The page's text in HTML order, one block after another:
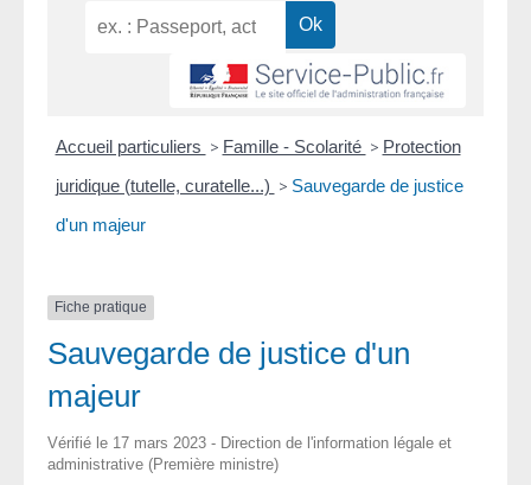
Accueil particuliers > Famille - Scolarité > Protection
juridique (tutelle, curatelle...) > Sauvegarde de justice
d'un majeur
Fiche pratique
Sauvegarde de justice d'un
majeur
Vérifié le 17 mars 2023 - Direction de l'information légale et
administrative (Première ministre)